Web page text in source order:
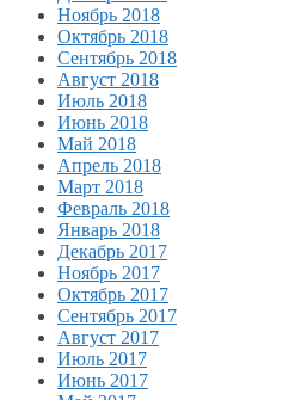
Ноябрь 2018
Октябрь 2018
Сентябрь 2018
Август 2018
Июль 2018
Июнь 2018
Май 2018
Апрель 2018
Март 2018
Февраль 2018
Январь 2018
Декабрь 2017
Ноябрь 2017
Октябрь 2017
Сентябрь 2017
Август 2017
Июль 2017
Июнь 2017